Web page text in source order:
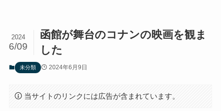
函館が舞台のコナンの映画を観ま
した
2024
6/09
未分類 2024年6月9日
当サイトのリンクには広告が含まれています。